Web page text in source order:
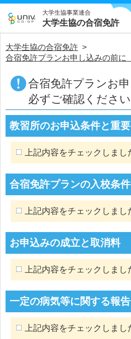
大学生協事業連合
大学生協の合宿免許
大学生協の合宿免許 >
合宿免許プランお申し込みの前
合宿免許プランお
必ずご確認ください
教習所のお申込条件と重
上記内容をチェックしまし
合宿免許プランの入校条
上記内容をチェックしまし
お申込みの成立と取消料
上記内容をチェックしまし
一定の病気等に関する報
上記内容をチェックしまし